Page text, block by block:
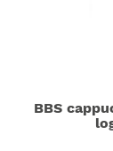
BBS